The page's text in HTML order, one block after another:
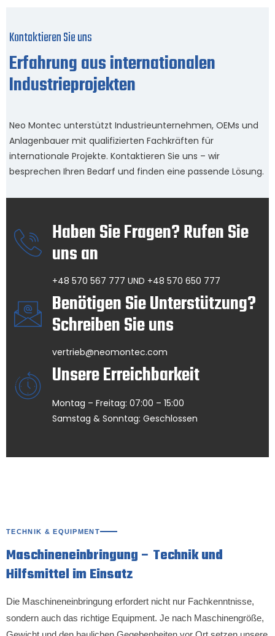
Kontaktieren Sie uns
Erfahrung aus internationalen
Industrieprojekten
Neo Montec unterstützt Industrieunternehmen, OEMs und
Anlagenbauer mit qualifizierten Fachkräften für
internationale Projekte. Kontaktieren Sie uns – wir
besprechen Ihren Bedarf und finden eine passende Lösung.
Haben Sie Fragen? Rufen Sie
uns an
+48 570 567 777 UND +48 570 650 777
Benötigen Sie Unterstützung?
Schreiben Sie uns
vertrieb@neomontec.com
Unsere Erreichbarkeit
Montag – Freitag: 07:00 – 15:00
Samstag & Sonntag: Geschlossen
TECHNIK & EQUIPMENT
Maschineneinbringung – Technik und
Hilfsmittel im Einsatz
Die Maschineneinbringung erfordert nicht nur Fachkenntnisse,
sondern auch das richtige Equipment. Je nach Maschinengröße,